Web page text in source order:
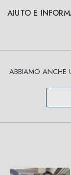
AIUTO E
ABBIAMO ANCHE